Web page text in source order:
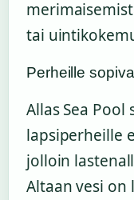
tai
Perheille
Allas Sea
lapsiperheille
jolloin
Altaan vesi on